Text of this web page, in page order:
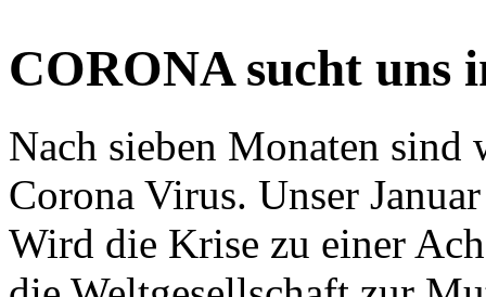
CORONA sucht uns
Nach sieben Monaten
Corona Virus. Unser
Wird die Krise zu einer